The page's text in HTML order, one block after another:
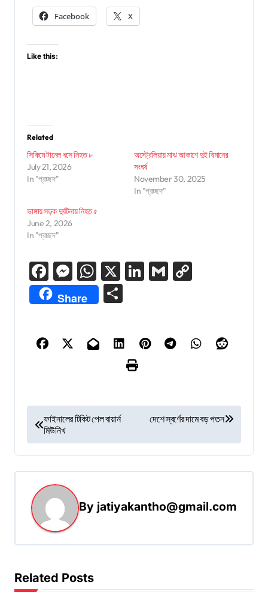
Facebook X
Like this:
Related
সিকিমে টানেল ধসে নিহত ৮
July 21, 2026
In "প্রচ্ছদ"
অস্ট্রেলিয়ায় মাঝ আকাশে দুই বিমানের
সংঘর্ষ
November 30, 2025
In "প্রচ্ছদ"
ভাঙ্গায় সড়ক দুর্ঘটনায় নিহত ৫
June 2, 2026
In "প্রচ্ছদ"
Facebook
Messenger
WhatsApp
X LinkedIn
Gmail
Share
s
t
n
a
g
ফাইনালের টিকিট পেল বায়ার্ন
মিউনিখ
দেশে স্বর্ণের দামে বড় পতন
By jatiyakantho@gmail.com
Related Posts